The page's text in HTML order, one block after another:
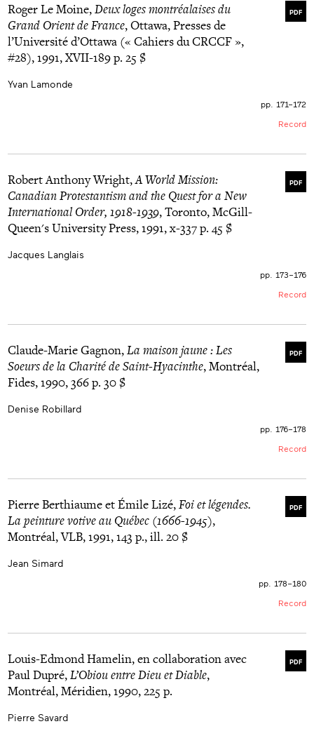
PDF
Roger Le Moine,Deux loges montréalaises du
Grand Orient de France, Ottawa, Presses de
l’Université d’Ottawa (« Cahiers du CRCCF »,
#28), 1991, XVII-189 p. 25 $
Yvan Lamonde
pp. 171–172
Record
PDF
Robert Anthony Wright,A World Mission:
Canadian Protestantism and the Quest for a New
International Order, 1918-1939, Toronto, McGill-
Queen's University Press, 1991, x-337 p. 45 $
Jacques Langlais
pp. 173–176
Record
PDF
Claude-Marie Gagnon,La maison jaune : Les
Soeurs de la Charité de Saint-Hyacinthe, Montréal,
Fides, 1990, 366 p. 30 $
Denise Robillard
pp. 176–178
Record
PDF
Pierre Berthiaume et Émile Lizé,Foi et légendes.
La peinture votive au Québec (1666-1945),
Montréal, VLB, 1991, 143 p., ill. 20 $
Jean Simard
pp. 178–180
Record
PDF
Louis-Edmond Hamelin, en collaboration avec
Paul Dupré,L’Obiou entre Dieu et Diable,
Montréal, Méridien, 1990, 225 p.
Pierre Savard